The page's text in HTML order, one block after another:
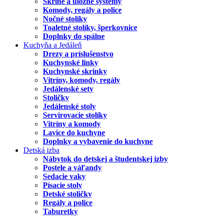
Komody, regály a police
Nočné stolíky
Toaletné stolíky, šperkovnice
Doplnky do spálne
Kuchyňa a Jedáleň
Drezy a príslušenstvo
Kuchynské linky
Kuchynské skrinky
Vitríny, komody, regály
Jedálenské sety
Stoličky
Jedálenské stoly
Servírovacie stolíky
Vitríny a komody
Lavice do kuchyne
Doplnky a vybavenie do kuchyne
Detská izba
Nábytok do detskej a študentskej izby
Postele a váľandy
Sedacie vaky
Písacie stoly
Detské stoličky
Regály a police
Taburetky